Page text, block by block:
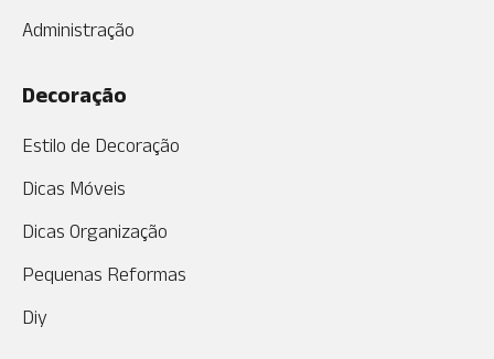
Administração
Decoração
Estilo de Decoração
Dicas Móveis
Dicas Organização
Pequenas Reformas
Diy